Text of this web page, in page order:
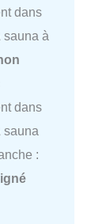
dans
sauna à
dans
sauna
: